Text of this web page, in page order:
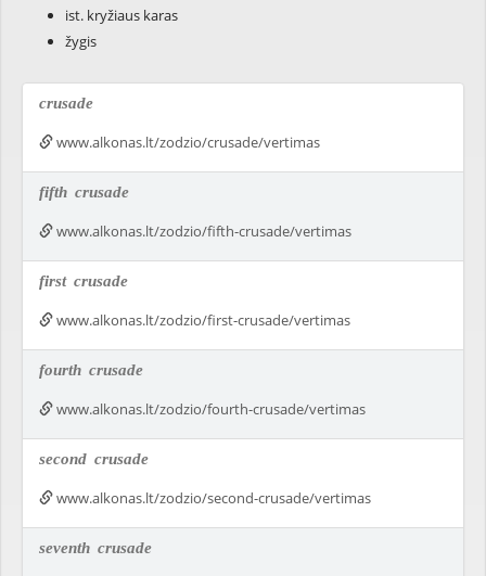
ist. kryžiaus karas
žygis
crusade
www.alkonas.lt/zodzio/crusade/vertimas
fifth crusade
www.alkonas.lt/zodzio/fifth-crusade/vertimas
first crusade
www.alkonas.lt/zodzio/first-crusade/vertimas
fourth crusade
www.alkonas.lt/zodzio/fourth-crusade/vertimas
second crusade
www.alkonas.lt/zodzio/second-crusade/vertimas
seventh crusade